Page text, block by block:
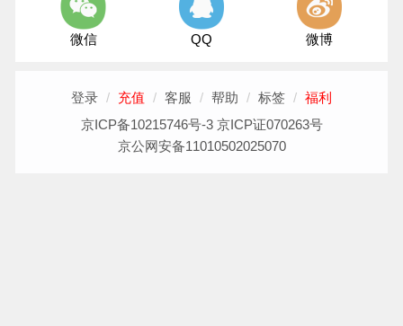
微信 QQ 微博
登录 / 充值 / 客服 / 帮助 / 标签 / 福利
京ICP备10215746号-3 京ICP证070263号
京公网安备11010502025070